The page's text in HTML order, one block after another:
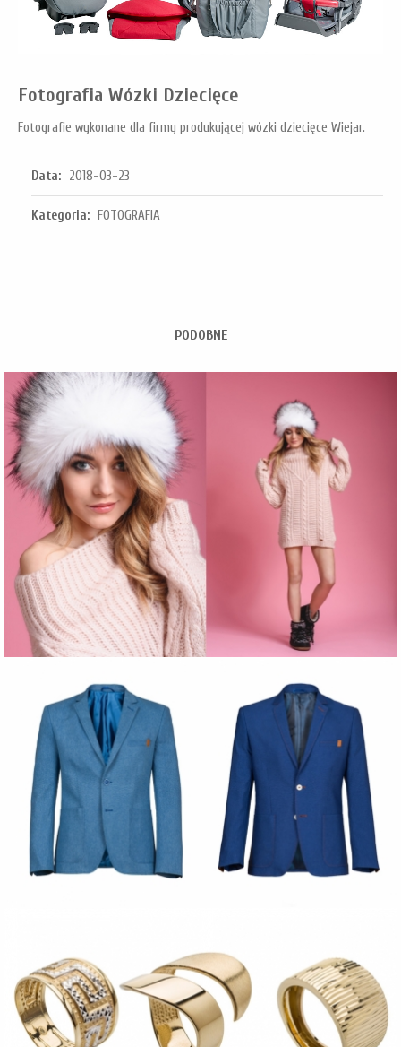
Fotografia Wózki Dziecięce
Fotografie wykonane dla firmy produkującej wózki dziecięce Wiejar.
Data: 2018-03-23
Kategoria: FOTOGRAFIA
PODOBNE